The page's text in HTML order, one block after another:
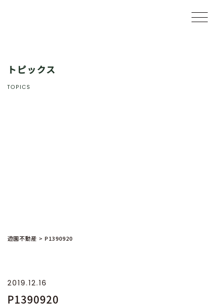
トピックス
TOPICS
遊園不動産 > P1390920
2019.12.16
P1390920